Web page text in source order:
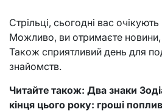
Стрільці, сьогодні вас
Можливо, ви отримаєте новини,
Також сприятливий день для
знайомств.
Читайте також: Два знаки
кінця цього року: гроші